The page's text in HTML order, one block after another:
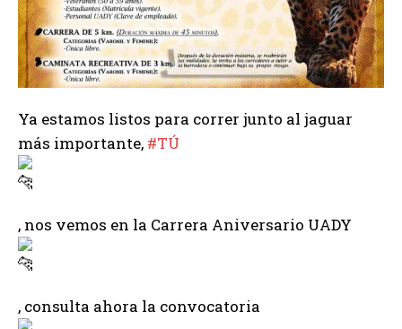
Ya estamos listos para correr junto al jaguar
más importante, #TÚ
, nos vemos en la Carrera Aniversario UADY
, consulta ahora la convocatoria